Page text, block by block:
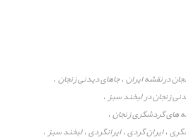
درنقشه ایران،جاهای دیدنی زنجان،
زنجان در لبخند سبز،
های گردشگری زنجان،
،ایران گردی،ایرانگردی،لبخند سبز،